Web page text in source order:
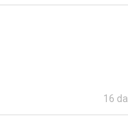
16